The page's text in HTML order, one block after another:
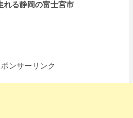
れる静岡の富士宮市
ンサーリンク